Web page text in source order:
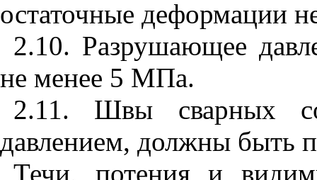
остаточные деформации
2.10. Разрушающее
не менее 5 МПа.
2.11. Швы сварных
давлением, должны быть
Течи, потения и